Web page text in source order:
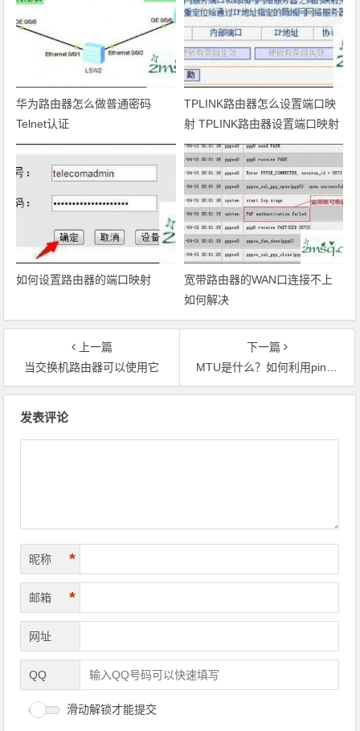
华为路由器怎么做普通密码
Telnet认证
TPLINK路由器怎么设置端口映
射 TPLINK路由器设置端口映射
方法
如何设置路由器的端口映射
宽带路由器的WAN口连接不上
如何解决
上一篇
当交换机路由器可以使用它
下一篇
MTU是什么？如何利用ping命令拥有最佳MTU？
发表评论
昵称 *
邮箱 *
网址
QQ
滑动解锁才能提交